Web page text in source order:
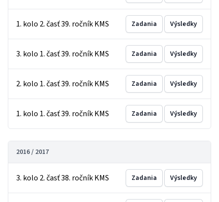
1. kolo 2. časť 39. ročník KMS Zadania Výsledky
3. kolo 1. časť 39. ročník KMS Zadania Výsledky
2. kolo 1. časť 39. ročník KMS Zadania Výsledky
1. kolo 1. časť 39. ročník KMS Zadania Výsledky
2016 / 2017
3. kolo 2. časť 38. ročník KMS Zadania Výsledky